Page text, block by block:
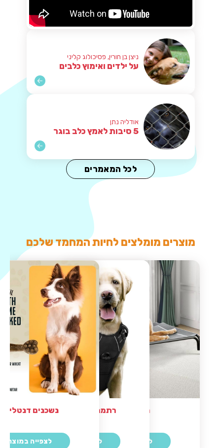
ניצן בן חורין, פסיכולוג קליני
על ילדים ואימוץ כלבים
אודליה נתן
5 סיבות לאמץ כלב בוגר
לכל המאמרים
מוצרים מומלצים לחיות המחמד שלכם
מיטה לכלב
לצפייה במוצר
רתמה מומלצת לכלב
לצפייה במוצר
נשכנים דנטליים
לצפייה במוצר